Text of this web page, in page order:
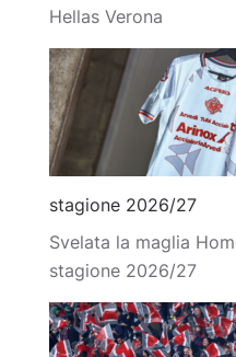
Hellas Verona
stagione 2026/27
Svelata la maglia
stagione 2026/27